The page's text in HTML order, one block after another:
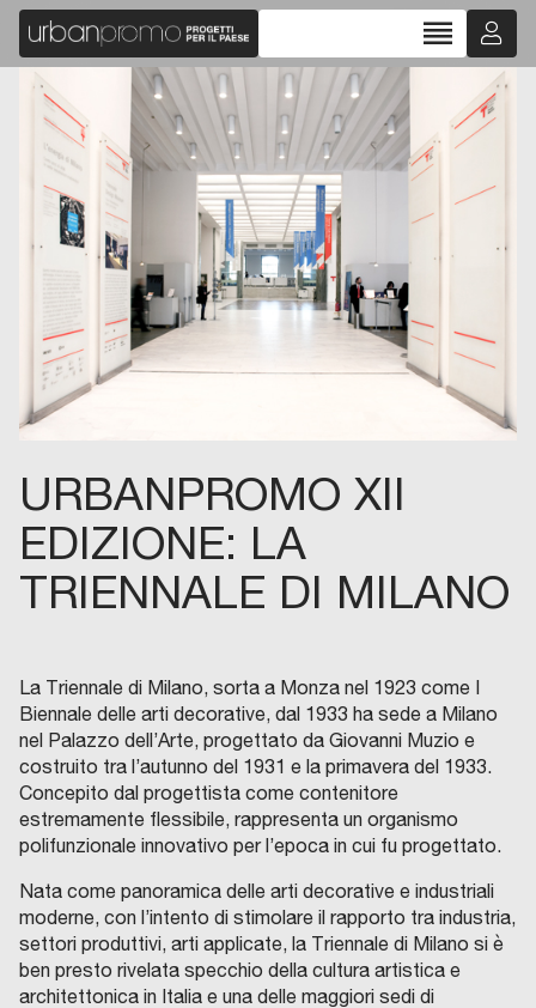
reorder
URBANPROMO XII
EDIZIONE: LA
TRIENNALE DI MILANO
La Triennale di Milano, sorta a Monza nel 1923 come I
Biennale delle arti decorative, dal 1933 ha sede a Milano
nel Palazzo dell’Arte, progettato da Giovanni Muzio e
costruito tra l’autunno del 1931 e la primavera del 1933.
Concepito dal progettista come contenitore
estremamente flessibile, rappresenta un organismo
polifunzionale innovativo per l’epoca in cui fu progettato.
Nata come panoramica delle arti decorative e industriali
moderne, con l’intento di stimolare il rapporto tra industria,
settori produttivi, arti applicate, la Triennale di Milano si è
ben presto rivelata specchio della cultura artistica e
architettonica in Italia e una delle maggiori sedi di